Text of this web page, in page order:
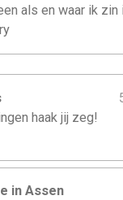
als en waar ik
haak jij zeg!
in Assen